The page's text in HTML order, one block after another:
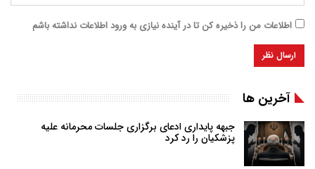
اطلاعات من را ذخیره کن تا در آینده نیازی به ورود اطلاعات نداشته باشم
آخرین ها
جبهه پایداری ادعای برگزاری جلسات محرمانه علیه
پزشکیان را رد کرد